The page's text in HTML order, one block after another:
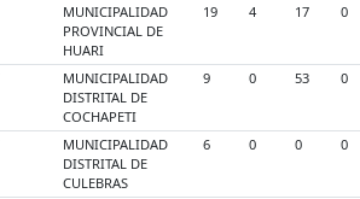
MUNICIPALIDAD
PROVINCIAL DE
HUARI
19 4 17 0
MUNICIPALIDAD
DISTRITAL DE
COCHAPETI
9 0 53 0
MUNICIPALIDAD
DISTRITAL DE
CULEBRAS
6 0 0 0